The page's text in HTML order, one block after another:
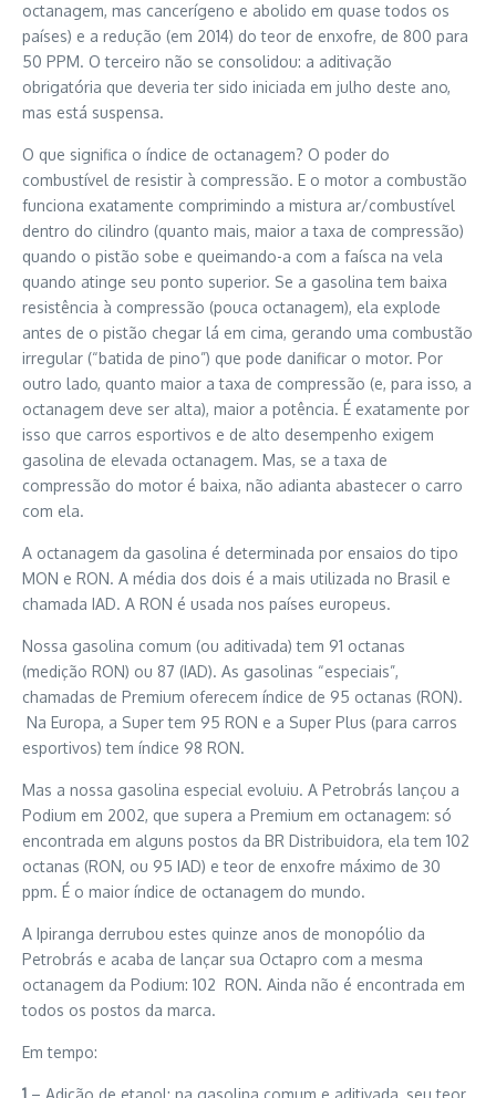
octanagem, mas cancerígeno e abolido em quase todos os
países) e a redução (em 2014) do teor de enxofre, de 800 para
50 PPM. O terceiro não se consolidou: a aditivação
obrigatória que deveria ter sido iniciada em julho deste ano,
mas está suspensa.
O que significa o índice de octanagem? O poder do
combustível de resistir à compressão. E o motor a combustão
funciona exatamente comprimindo a mistura ar/combustível
dentro do cilindro (quanto mais, maior a taxa de compressão)
quando o pistão sobe e queimando-a com a faísca na vela
quando atinge seu ponto superior. Se a gasolina tem baixa
resistência à compressão (pouca octanagem), ela explode
antes de o pistão chegar lá em cima, gerando uma combustão
irregular (“batida de pino”) que pode danificar o motor. Por
outro lado, quanto maior a taxa de compressão (e, para isso, a
octanagem deve ser alta), maior a potência. É exatamente por
isso que carros esportivos e de alto desempenho exigem
gasolina de elevada octanagem. Mas, se a taxa de
compressão do motor é baixa, não adianta abastecer o carro
com ela.
A octanagem da gasolina é determinada por ensaios do tipo
MON e RON. A média dos dois é a mais utilizada no Brasil e
chamada IAD. A RON é usada nos países europeus.
Nossa gasolina comum (ou aditivada) tem 91 octanas
(medição RON) ou 87 (IAD). As gasolinas “especiais”,
chamadas de Premium oferecem índice de 95 octanas (RON).
Na Europa, a Super tem 95 RON e a Super Plus (para carros
esportivos) tem índice 98 RON.
Mas a nossa gasolina especial evoluiu. A Petrobrás lançou a
Podium em 2002, que supera a Premium em octanagem: só
encontrada em alguns postos da BR Distribuidora, ela tem 102
octanas (RON, ou 95 IAD) e teor de enxofre máximo de 30
ppm. É o maior índice de octanagem do mundo.
A Ipiranga derrubou estes quinze anos de monopólio da
Petrobrás e acaba de lançar sua Octapro com a mesma
octanagem da Podium: 102 RON. Ainda não é encontrada em
todos os postos da marca.
Em tempo:
1 – Adição de etanol: na gasolina comum e aditivada, seu teor